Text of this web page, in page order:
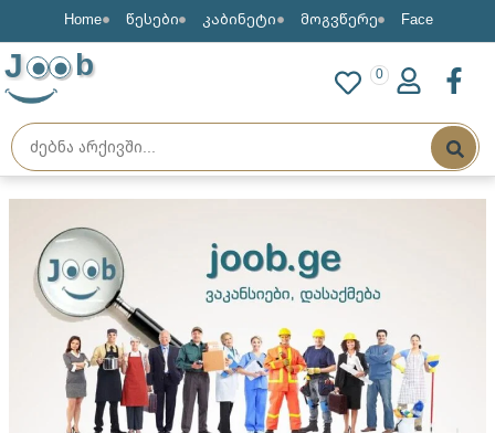
Home წესები კაბინეტი მოგვწერე Face
J b 0